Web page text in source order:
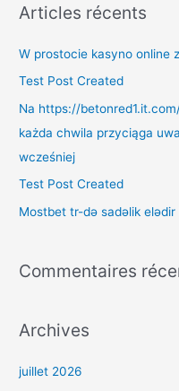
h
h
e
r
:
Articles récents
W prostocie kasyno online
Test Post Created
Na https://
każda chwila przyciąga
wcześniej
Test Post Created
Mostbet tr-də sadəlik
Commentaires
Archives
juillet 2026